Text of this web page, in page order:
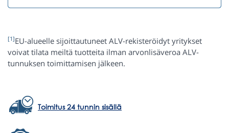
[1]EU-alueelle sijoittautuneet ALV-rekisteröidyt yritykset
voivat tilata meiltä tuotteita ilman arvonlisäveroa ALV-
tunnuksen toimittamisen jälkeen.
Toimitus 24 tunnin sisällä